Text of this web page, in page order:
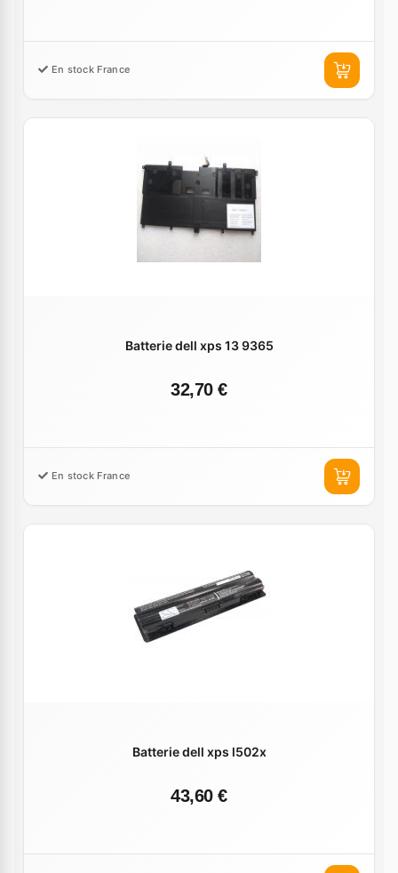
En stock France
Batterie dell xps 13 9365
32,70 €
En stock France
Batterie dell xps l502x
43,60 €